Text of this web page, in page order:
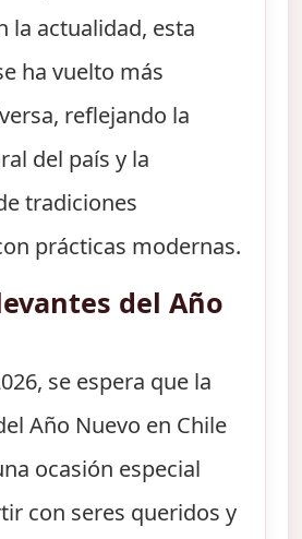
la actualidad, esta
ha vuelto más
reflejando la
del país y la
tradiciones
prácticas modernas.
del Año
se espera que la
Año Nuevo en Chile
ocasión especial
con seres queridos y